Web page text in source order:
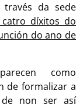
da sede
catro díxitos do
do ano de
como
de formalizar a
de non ser así